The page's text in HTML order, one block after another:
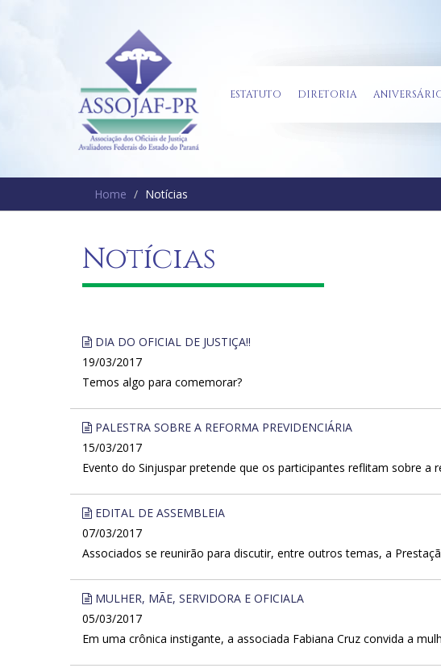
ESTATUTO DIRETORIA
Home Notícias
Notícias
DIA DO OFICIAL DE JUSTIÇA!!
19/03/2017
Temos algo para comemorar?
PALESTRA SOBRE A REFORMA PREVIDENCIÁRIA
15/03/2017
Evento do Sinjuspar pretende que os participantes reflitam sobre a
EDITAL DE ASSEMBLEIA
07/03/2017
Associados se reunirão para discutir, entre outros temas, a
MULHER, MÃE, SERVIDORA E OFICIALA
05/03/2017
Em uma crônica instigante, a associada Fabiana Cruz convida a